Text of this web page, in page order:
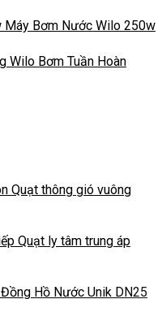
Máy Bơm Nước Wilo 250w
Bơm Tuần Hoàn
Quạt thông gió vuông
Quạt ly tâm trung áp
Đồng Hồ Nước Unik DN25